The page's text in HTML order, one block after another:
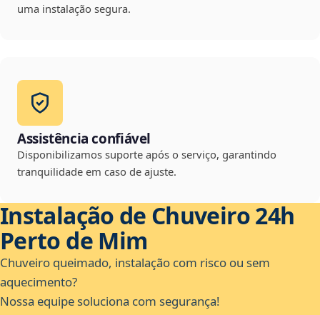
uma instalação segura.
Assistência confiável
Disponibilizamos suporte após o serviço, garantindo
tranquilidade em caso de ajuste.
Instalação de Chuveiro 24h
Perto de Mim
Chuveiro queimado, instalação com risco ou sem
aquecimento?
Nossa equipe soluciona com segurança!